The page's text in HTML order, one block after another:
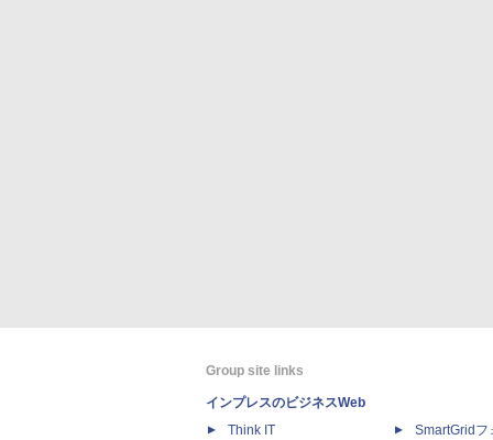
Group site links
インプレスのビジネスWeb
Think IT
SmartGridフ